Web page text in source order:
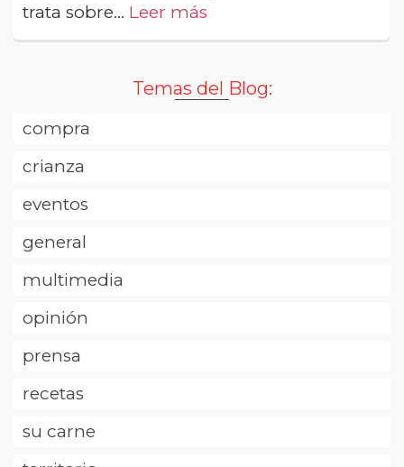
trata sobre... Leer más
Temas del Blog:
compra
crianza
eventos
general
multimedia
opinión
prensa
recetas
su carne